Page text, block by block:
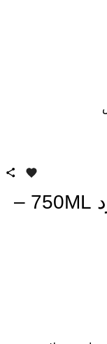
شامپو سر و بدن کودک زرد 750ML –